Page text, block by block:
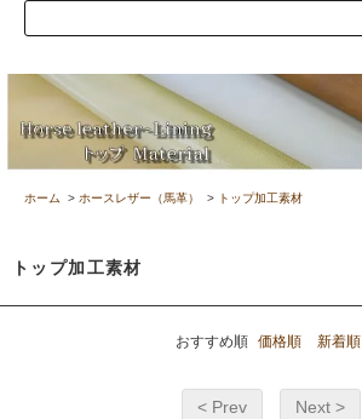
ホーム > ホースレザー（馬革） > トップ加工素材
トップ加工素材
おすすめ順 価格順 新着順
< Prev Next >